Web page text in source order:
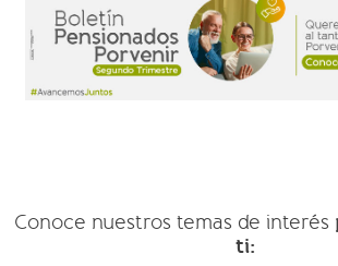
Conoce nuestros temas de interés
ti: